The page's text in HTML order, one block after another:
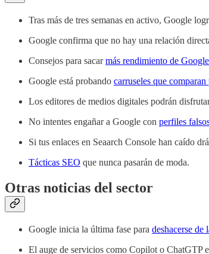
Tras más de tres semanas en activo, Google
Google confirma que no hay una relación
Consejos para sacarmás rendimiento de
Google está probando carruseles que
Los editores de medios digitales podrán
No intentes engañar a Google con perfiles
Si tus enlaces en Seaarch Console han caído
Tácticas SEO que nunca pasarán de moda.
Otras noticias del sector
Google inicia la última fase para deshacerse de
El auge de servicios como Copilot o ChatGTP